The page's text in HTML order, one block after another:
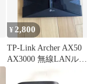
¥ 2,800
TP-Link Archer AX50
AX3000 無線LANルー